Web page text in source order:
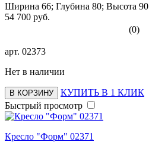
Ширина 66; Глубина 80; Высота 90
54 700 руб.
(0)
арт. 02373
Нет в наличии
В КОРЗИНУ
КУПИТЬ В 1 КЛИК
Быстрый просмотр
Кресло "Форм" 02371